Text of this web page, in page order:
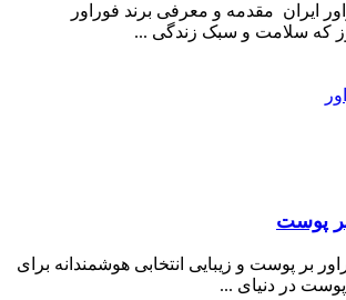
ایران مقدمه و معرفی برند فوراور
که سلامت و سبک زندگی ...
بر پوست
بر پوست و زیبایی انتخابی هوشمندانه برای
در دنیای ...